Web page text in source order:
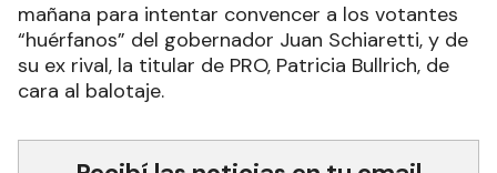
mañana para intentar convencer a los votantes
“huérfanos” del gobernador Juan Schiaretti, y de
su ex rival, la titular de PRO, Patricia Bullrich, de
cara al balotaje.